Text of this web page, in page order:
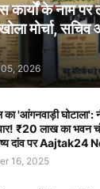
कार्यों के नाम पर
मोर्चा, सचिव
2026
का 'आंगनवाड़ी
₹20 लाख का भवन
दांव पर Aajtak24
16, 2025